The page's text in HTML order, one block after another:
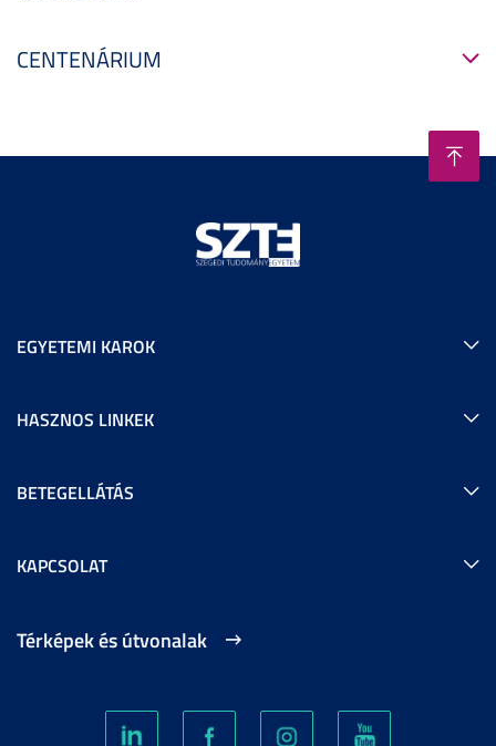
CENTENÁRIUM
EGYETEMI KAROK
HASZNOS LINKEK
BETEGELLÁTÁS
KAPCSOLAT
Térképek és útvonalak